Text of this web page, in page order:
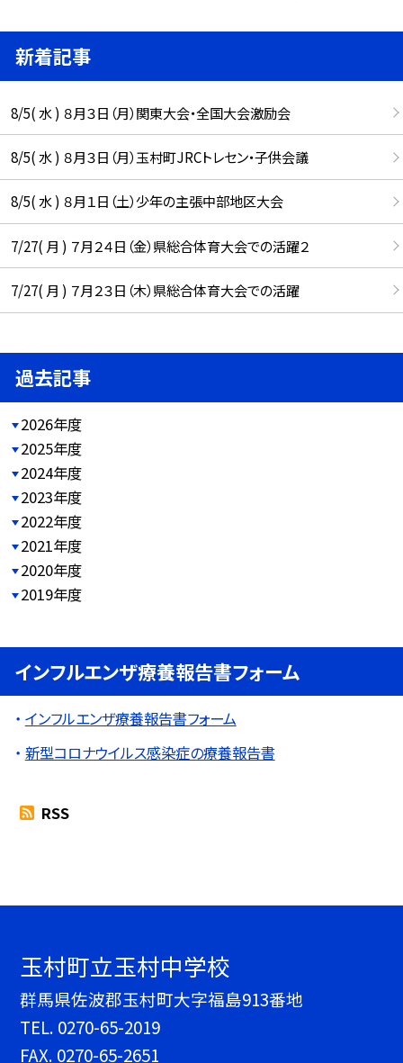
新着記事
8/5( 水 ) ８月３日（月）関東大会・全国大会激励会
8/5( 水 ) ８月３日（月）玉村町JRCトレセン・子供会議
8/5( 水 ) ８月１日（土）少年の主張中部地区大会
7/27( 月 ) ７月２４日（金）県総合体育大会での活躍２
7/27( 月 ) ７月２３日（木）県総合体育大会での活躍
過去記事
2026年度
2025年度
2024年度
2023年度
2022年度
2021年度
2020年度
2019年度
インフルエンザ療養報告書フォーム
インフルエンザ療養報告書フォーム
新型コロナウイルス感染症の療養報告書
RSS
玉村町立玉村中学校
群馬県佐波郡玉村町大字福島913番地
TEL. 0270-65-2019
FAX. 0270-65-2651